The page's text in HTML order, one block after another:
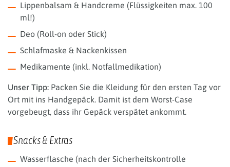
Lippenbalsam & Handcreme (Flüssigkeiten max. 100
ml!)
Deo (Roll-on oder Stick)
Schlafmaske & Nackenkissen
Medikamente (inkl. Notfallmedikation)
Unser Tipp: Packen Sie die Kleidung für den ersten Tag vor
Ort mit ins Handgepäck. Damit ist dem Worst-Case
vorgebeugt, dass ihr Gepäck verspätet ankommt.
Snacks & Extras
Wasserflasche (nach der Sicherheitskontrolle